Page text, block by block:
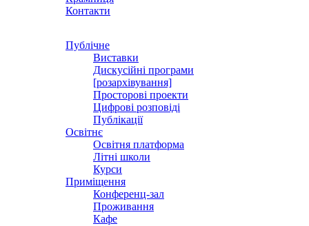
Контакти
Публічне
Виставки
Дискусійні програми
[розархівування]
Просторові проекти
Цифрові розповіді
Публікації
Освітнє
Освітня платформа
Літні школи
Курси
Приміщення
Конференц-зал
Проживання
Кафе